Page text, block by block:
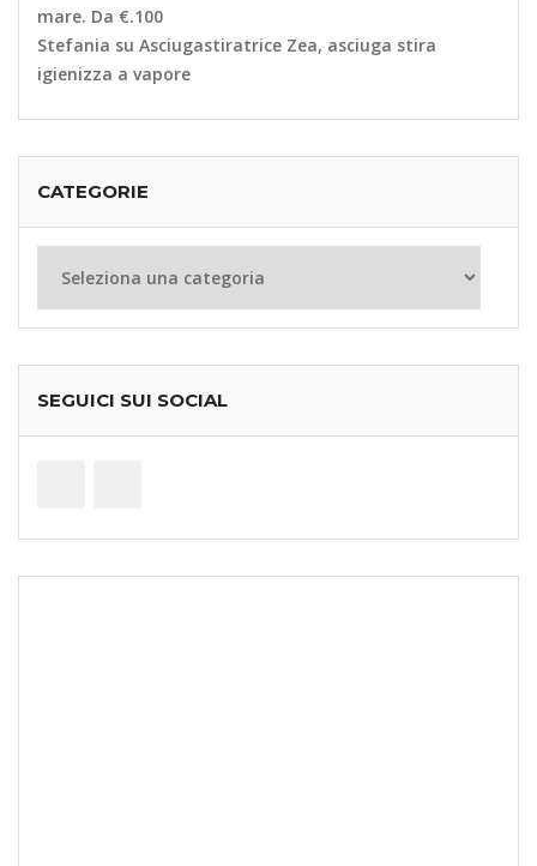
mare. Da €.100
Stefania su Asciugastiratrice Zea, asciuga stira
igienizza a vapore
CATEGORIE
Categorie
SEGUICI SUI SOCIAL